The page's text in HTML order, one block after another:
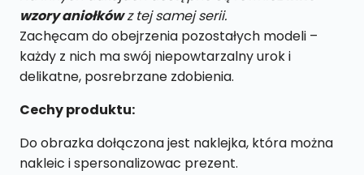
wzory aniołkówz tej samej serii.
Zachęcam do obejrzenia pozostałych modeli –
każdy z nich ma swój niepowtarzalny urok i
delikatne, posrebrzane zdobienia.
Cechy produktu:
Do obrazka dołączona jest naklejka, która można
nakleic i spersonalizowac prezent.